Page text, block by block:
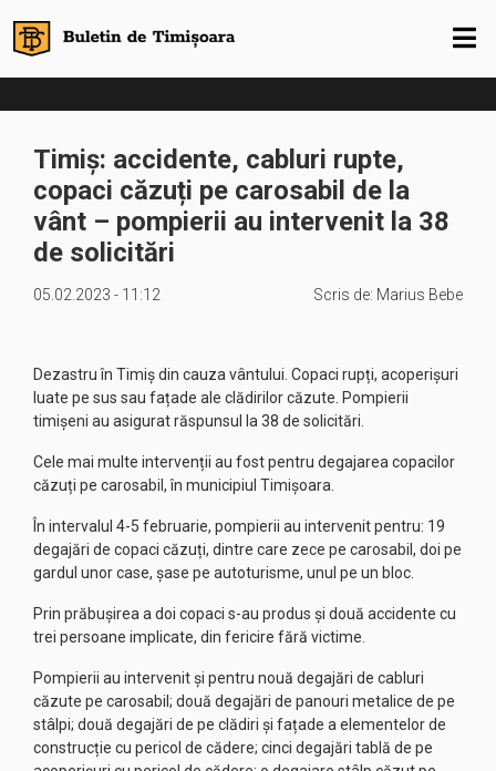
Timiș: accidente, cabluri rupte,
copaci căzuți pe carosabil de la
vânt – pompierii au intervenit la 38
de solicitări
05.02.2023 - 11:12 Scris de: Marius Bebe
Dezastru în Timiș din cauza vântului. Copaci rupți, acoperișuri
luate pe sus sau fațade ale clădirilor căzute. Pompierii
timișeni au asigurat răspunsul la 38 de solicitări.
Cele mai multe intervenții au fost pentru degajarea copacilor
căzuți pe carosabil, în municipiul Timișoara.
În intervalul 4-5 februarie, pompierii au intervenit pentru: 19
degajări de copaci căzuți, dintre care zece pe carosabil, doi pe
gardul unor case, șase pe autoturisme, unul pe un bloc.
Prin prăbușirea a doi copaci s-au produs și două accidente cu
trei persoane implicate, din fericire fără victime.
Pompierii au intervenit și pentru nouă degajări de cabluri
căzute pe carosabil; două degajări de panouri metalice de pe
stâlpi; două degajări de pe clădiri și fațade a elementelor de
construcție cu pericol de cădere; cinci degajări tablă de pe